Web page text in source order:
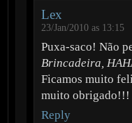
Lex
23/Jan/2010 as 13:15
Puxa-saco! Não
Brincadeira,
Ficamos muito
muito obrigado!!!
Reply